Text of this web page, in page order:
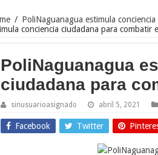
/ PoliNaguanagua estimula
conciencia ciudadana para combatir
PoliNaguanagua
ciudadana para
sinusuarioasignado abril 5, 2021
Facebook Twitter